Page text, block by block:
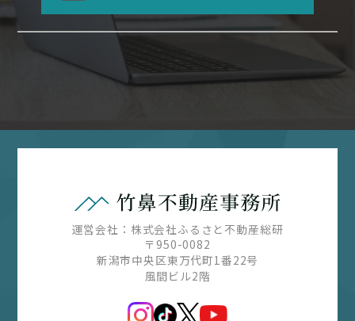
運営会社：株式会社ふるさと不動産総研
〒950-0082
新潟市中央区東万代町1番22号
風間ビル2階